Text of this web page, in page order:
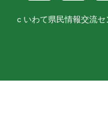
c いわて県民情報交流セ